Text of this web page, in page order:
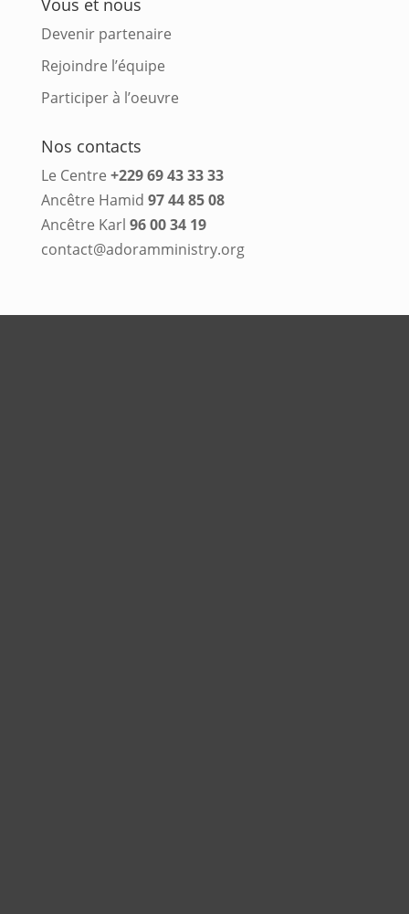
Vous et nous
Devenir partenaire
Rejoindre l’équipe
Participer à l’oeuvre
Nos contacts
Le Centre +229 69 43 33 33
Ancêtre Hamid 97 44 85 08
Ancêtre Karl 96 00 34 19
contact@adoramministry.org